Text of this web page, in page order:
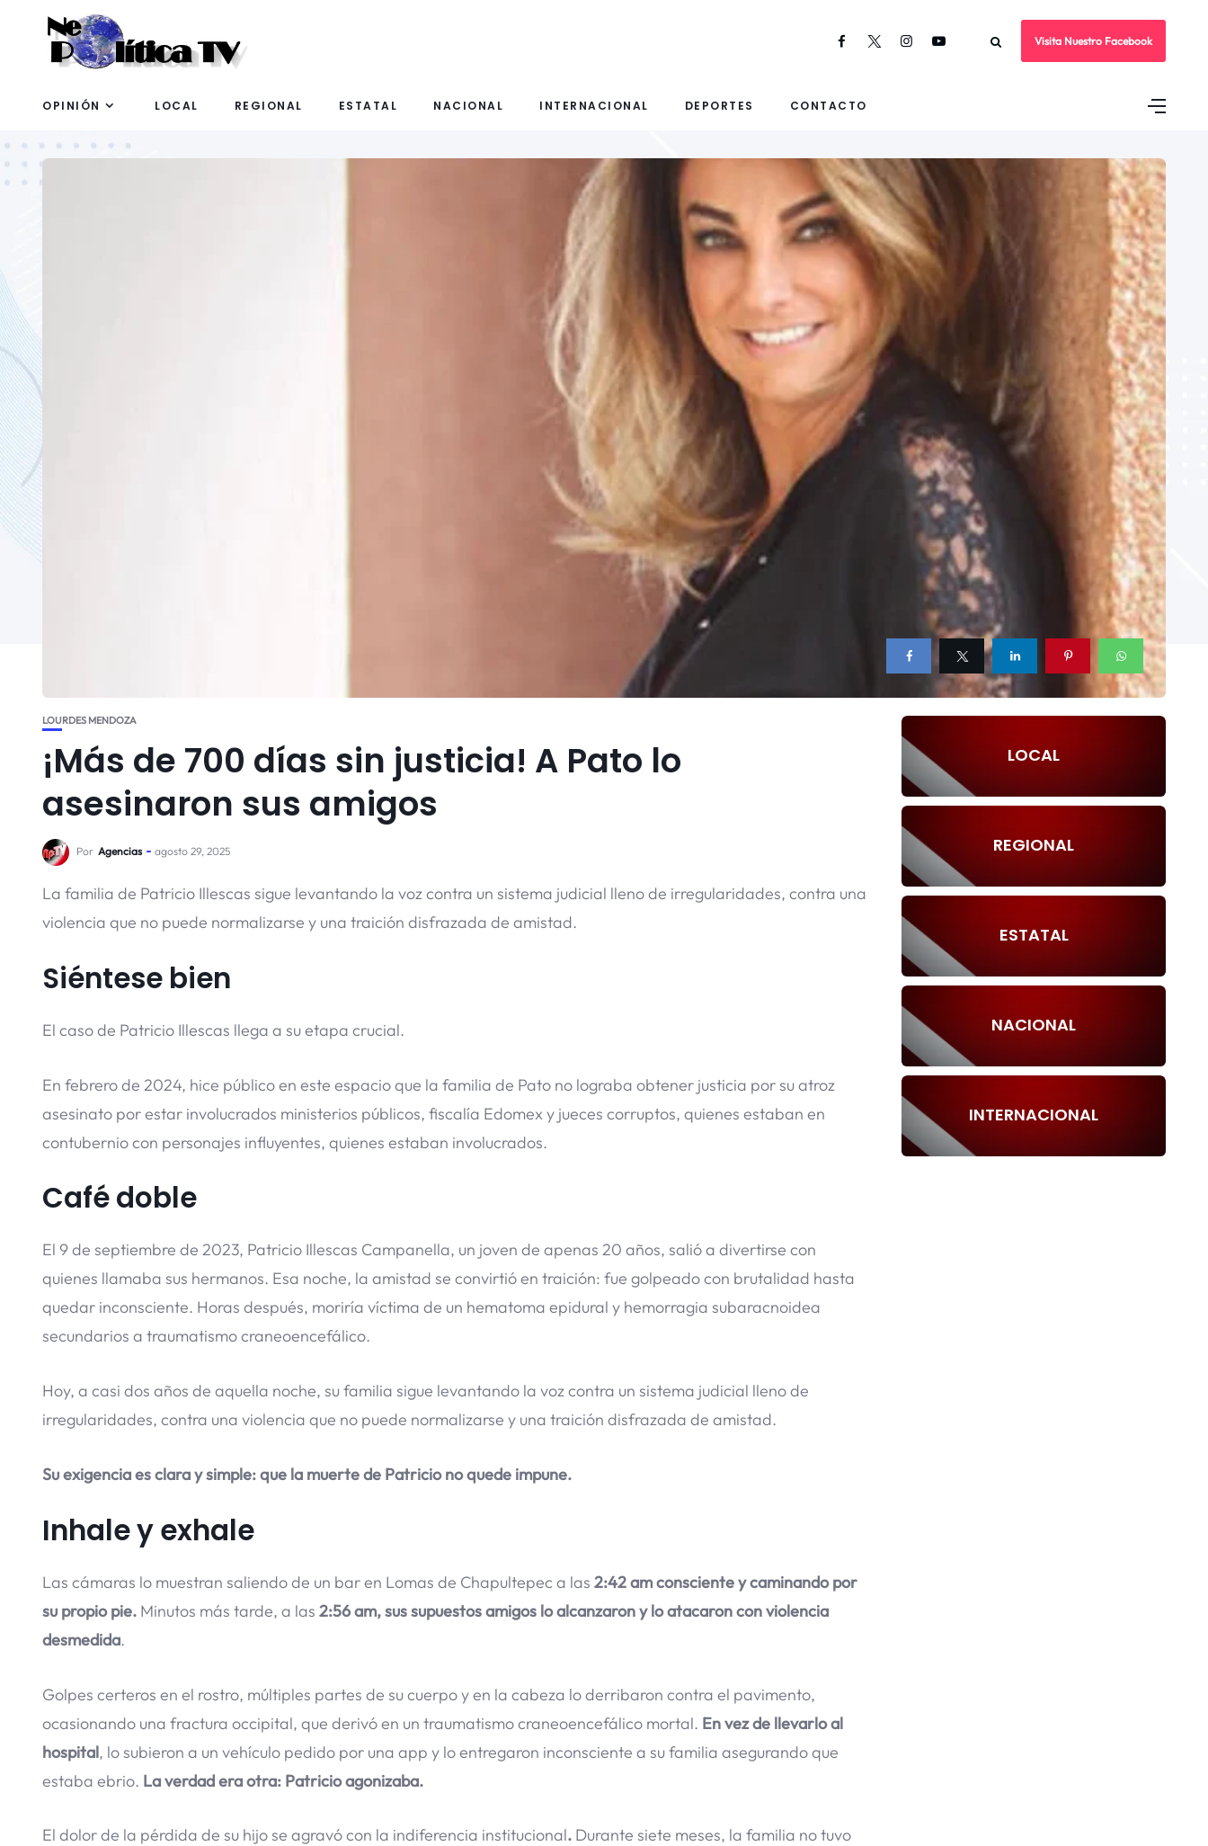
Visita Nuestro Facebook
OPINIÓN LOCAL REGIONAL ESTATAL NACIONAL INTERNACIONAL DEPORTES CONTACTO
LOURDES MENDOZA
¡Más de 700 días sin justicia! A Pato lo
asesinaron sus amigos
Por Agencias agosto 29, 2025
La familia de Patricio Illescas sigue levantando la voz contra un sistema judicial lleno de irregularidades, contra una
violencia que no puede normalizarse y una traición disfrazada de amistad.
Siéntese bien
El caso de Patricio Illescas llega a su etapa crucial.
En febrero de 2024, hice público en este espacio que la familia de Pato no lograba obtener justicia por su atroz
asesinato por estar involucrados ministerios públicos, fiscalía Edomex y jueces corruptos, quienes estaban en
contubernio con personajes influyentes, quienes estaban involucrados.
Café doble
El 9 de septiembre de 2023, Patricio Illescas Campanella, un joven de apenas 20 años, salió a divertirse con
quienes llamaba sus hermanos. Esa noche, la amistad se convirtió en traición: fue golpeado con brutalidad hasta
quedar inconsciente. Horas después, moriría víctima de un hematoma epidural y hemorragia subaracnoidea
secundarios a traumatismo craneoencefálico.
Hoy, a casi dos años de aquella noche, su familia sigue levantando la voz contra un sistema judicial lleno de
irregularidades, contra una violencia que no puede normalizarse y una traición disfrazada de amistad.
Su exigencia es clara y simple: que la muerte de Patricio no quede impune.
Inhale y exhale
Las cámaras lo muestran saliendo de un bar en Lomas de Chapultepec a las 2:42 am consciente y caminando por
su propio pie. Minutos más tarde, a las 2:56 am, sus supuestos amigos lo alcanzaron y lo atacaron con violencia
desmedida.
Golpes certeros en el rostro, múltiples partes de su cuerpo y en la cabeza lo derribaron contra el pavimento,
ocasionando una fractura occipital, que derivó en un traumatismo craneoencefálico mortal. En vez de llevarlo al
hospital, lo subieron a un vehículo pedido por una app y lo entregaron inconsciente a su familia asegurando que
estaba ebrio. La verdad era otra: Patricio agonizaba.
El dolor de la pérdida de su hijo se agravó con la indiferencia institucional. Durante siete meses, la familia no tuvo
LOCAL
REGIONAL
ESTATAL
NACIONAL
INTERNACIONAL